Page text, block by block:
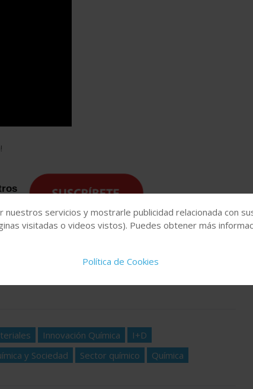
encontrarás toda la actualidad del sector
del día y los artículos y reportajes técnicos
Innovación Química
I+D
y Sociedad Sector químico Química
servicios y mostrarle publicidad relacionada con
visitadas o videos vistos). Puedes obtener más
Política de Cookies